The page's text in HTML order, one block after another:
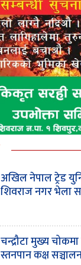
अखिल नेपाल ट्रेड
शिवराज नगर भेला
चन्द्रौटा मुख्य
स्तनपान कक्ष